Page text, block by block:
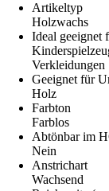
Artikeltyp
Holzwachs
Ideal geeignet
Verkleidungen
Geeignet für
Holz
Farbton
Farblos
Abtönbar im
Nein
Anstrichart
Wachsend